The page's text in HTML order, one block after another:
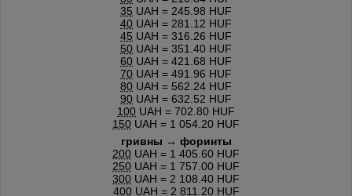
35 UAH = 245.98 HUF
40 UAH = 281.12 HUF
45 UAH = 316.26 HUF
50 UAH = 351.40 HUF
60 UAH = 421.68 HUF
70 UAH = 491.96 HUF
80 UAH = 562.24 HUF
90 UAH = 632.52 HUF
100 UAH = 702.80 HUF
150 UAH = 1 054.20 HUF
гривны → форинты
200 UAH = 1 405.60 HUF
250 UAH = 1 757.00 HUF
300 UAH = 2 108.40 HUF
400UAH = 2 811.20 HUF